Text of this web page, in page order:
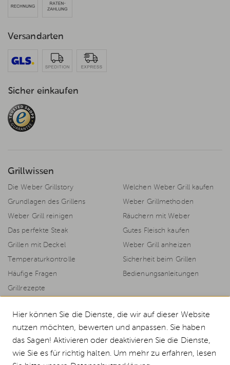
Versandarten
Sicher einkaufen
Grillwissen
Die Weber Grillstory
Welchen Weber Grill kaufen
Grundlagen des Grillens
Weber Grillmethoden
Weber Grill reinigen
Räuchern mit Weber
Das perfekte Steak
Gutes Fleisch kaufen
Grillen mit Deckel
Weber Grill anheizen
Temperaturkontrolle
Sicherheit beim Grillen
Häufige Fragen
Bedienungsanleitungen
Grillrezepte
© 2026 Weststyle GmbH · Europas grosser Weber Spezialist
Alle Preise inkl. MwSt., inkl. Verpackungskosten und zzgl.Versandkosten.
Durchgestrichene Preise entsprechen dem bisherigen Preis bei Weststyle.
Hier können Sie die Dienste, die wir auf dieser Website
nutzen möchten, bewerten und anpassen. Sie haben
das Sagen! Aktivieren oder deaktivieren Sie die Dienste,
wie Sie es für richtig halten. Um mehr zu erfahren, lesen